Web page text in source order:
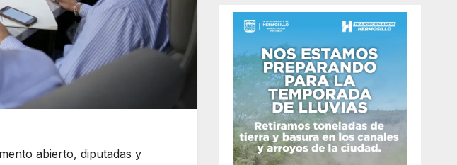
abierto, diputadas y